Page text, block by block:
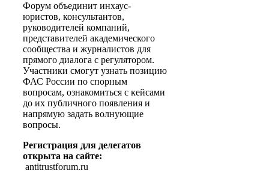
Форум объединит инхаус-
юристов, консультантов,
руководителей компаний,
представителей академического
сообщества и журналистов для
прямого диалога с регулятором.
Участники смогут узнать позицию
ФАС России по спорным
вопросам, ознакомиться с кейсами
до их публичного появления и
напрямую задать волнующие
вопросы.
Регистрация для делегатов
открыта на сайте:
antitrustforum.ru